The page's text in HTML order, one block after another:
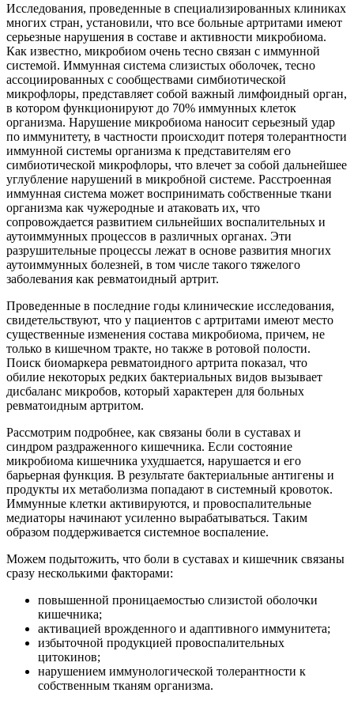
Исследования, проведенные в специализированных клиниках
многих стран, установили, что все больные артритами имеют
серьезные нарушения в составе и активности микробиома.
Как известно, микробиом очень тесно связан с иммунной
системой. Иммунная система слизистых оболочек, тесно
ассоциированных с сообществами симбиотической
микрофлоры, представляет собой важный лимфоидный орган,
в котором функционируют до 70% иммунных клеток
организма. Нарушение микробиома наносит серьезный удар
по иммунитету, в частности происходит потеря толерантности
иммунной системы организма к представителям его
симбиотической микрофлоры, что влечет за собой дальнейшее
углубление нарушений в микробной системе. Расстроенная
иммунная система может воспринимать собственные ткани
организма как чужеродные и атаковать их, что
сопровождается развитием сильнейших воспалительных и
аутоиммунных процессов в различных органах. Эти
разрушительные процессы лежат в основе развития многих
аутоиммунных болезней, в том числе такого тяжелого
заболевания как ревматоидный артрит.
Проведенные в последние годы клинические исследования,
свидетельствуют, что у пациентов с артритами имеют место
существенные изменения состава микробиома, причем, не
только в кишечном тракте, но также в ротовой полости.
Поиск биомаркера ревматоидного артрита показал, что
обилие некоторых редких бактериальных видов вызывает
дисбаланс микробов, который характерен для больных
ревматоидным артритом.
Рассмотрим подробнее, как связаны боли в суставах и
синдром раздраженного кишечника. Если состояние
микробиома кишечника ухудшается, нарушается и его
барьерная функция. В результате бактериальные антигены и
продукты их метаболизма попадают в системный кровоток.
Иммунные клетки активируются, и провоспалительные
медиаторы начинают усиленно вырабатываться. Таким
образом поддерживается системное воспаление.
Можем подытожить, что боли в суставах и кишечник связаны
сразу несколькими факторами:
повышенной проницаемостью слизистой оболочки
кишечника;
активацией врожденного и адаптивного иммунитета;
избыточной продукцией провоспалительных
цитокинов;
нарушением иммунологической толерантности к
собственным тканям организма.